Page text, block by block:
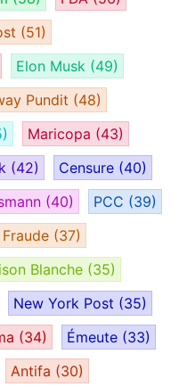
(51)
Elon Musk (49)
Pundit (48)
Maricopa (43)
(42) Censure (40)
(40) PCC (39)
Fraude (37)
Blanche (35)
New York Post (35)
(34) Émeute (33)
Antifa (30)